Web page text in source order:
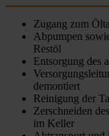
Zugang zum
Abpumpen
Restöl
Entsorgung des
demontiert
Reinigung der
Zerschneiden
im Keller